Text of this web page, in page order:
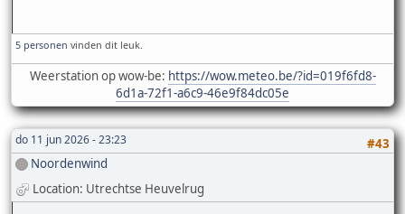
5 personen vinden dit leuk.
Weerstation op wow-be: https://wow.meteo.be/?id=019f6fd8-
6d1a-72f1-a6c9-46e9f84dc05e
do 11 jun 2026 - 23:23
#43
Noordenwind
Location: Utrechtse Heuvelrug